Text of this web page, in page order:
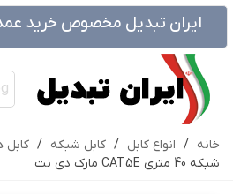
ایران تبدیل مخصوص خرید
خانه / انواع کابل / کابل شبکه /
شبکه 40 متری CAT5E مارک دی نت